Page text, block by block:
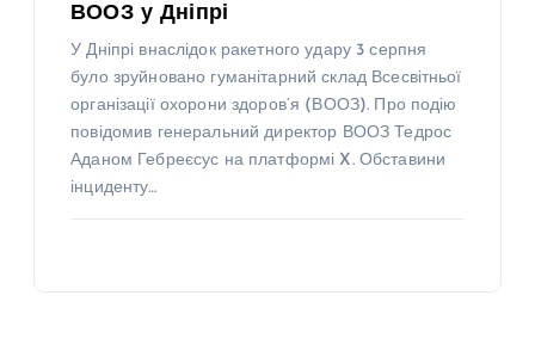
ВООЗ у Дніпрі
У Дніпрі внаслідок ракетного удару 3 серпня
було зруйновано гуманітарний склад Всесвітньої
організації охорони здоров’я (ВООЗ). Про подію
повідомив генеральний директор ВООЗ Тедрос
Аданом Гебреєсус на платформі X. Обставини
інциденту…